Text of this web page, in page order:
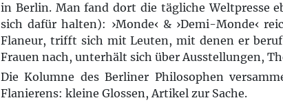
in Berlin. Man fand dort die tägliche Weltpresse
sich dafür halten): ›Monde‹ & ›Demi-Monde‹
Flaneur, trifft sich mit Leuten, mit denen er
Frauen nach, unterhält sich über Ausstellungen,
Die Kolumne des Berliner Philosophen
Flanierens: kleine Glossen, Artikel zur Sache.